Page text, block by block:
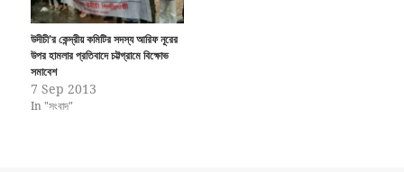
উদীচী’র কেন্দ্রীয় কমিটির সদস্য আরিফ নূরের
উপর হামলার প্রতিবাদে চট্টগ্রামে বিক্ষোভ
সমাবেশ
7 Sep 2013
In "সংবাদ"